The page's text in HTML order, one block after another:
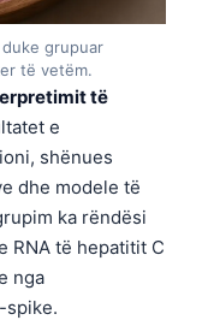
grupuar
të vetëm.
të
e
shënues
dhe modele të
ka rëndësi
RNA të hepatitit C
nga
spike.